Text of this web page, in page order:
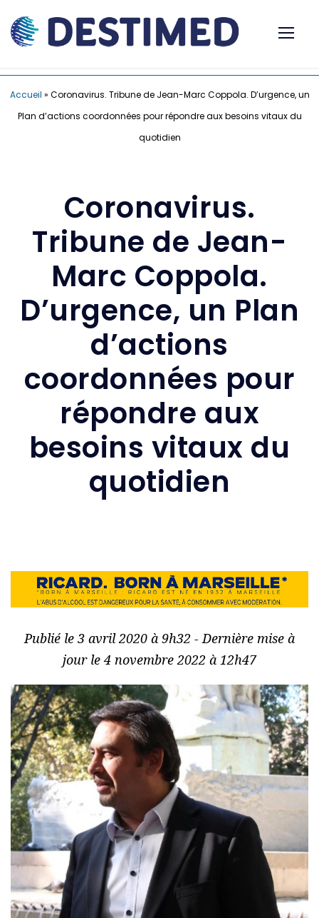
Accueil » Coronavirus. Tribune de Jean-Marc Coppola. D’urgence, un
Plan d’actions coordonnées pour répondre aux besoins vitaux du
quotidien
Coronavirus.
Tribune de Jean-
Marc Coppola.
D’urgence, un Plan
d’actions
coordonnées pour
répondre aux
besoins vitaux du
quotidien
Publié le 3 avril 2020 à 9h32 - Dernière mise à
jour le 4 novembre 2022 à 12h47